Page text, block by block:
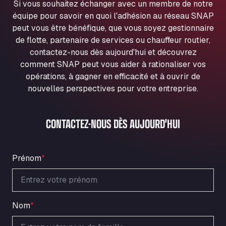
Ul. Torunska 147, 85884
Aqua Ariva GmbH
Marie-Curie-Straße 24, 68219
Aral Autohof Bockel
An der Autobahn 1, 27404
ARAL Autohof Bockenem
Oppelner Str. 1, 31167
ARAL Autohof Preis
ARAL Tankstelle - XXL Truckwash.de
GmbH
Obernburger Str. 127, 63811
Ardleigh South Services
a120 westbound, CO77SL
Area 47 Hermanos Rico
Si vous souhaitez échanger avec un membre de notre
équipe pour savoir en quoi l'adhésion au réseau SNAP
peut vous être bénéfique, que vous soyez gestionnaire
de flotte, partenaire de services ou chauffeur routier,
contactez-nous dès aujourd'hui et découvrez
comment SNAP peut vous aider à rationaliser vos
opérations, à gagner en efficacité et à ouvrir de
nouvelles perspectives pour votre entreprise.
CONTACTEZ-NOUS DÈS AUJOURD'HUI
Prénom*
Nom*